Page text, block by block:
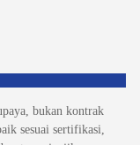
bukan kontrak
sesuai sertifikasi,